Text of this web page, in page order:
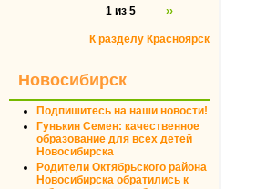
1 из 5
››
К разделу Красноярск
Новосибирск
Подпишитесь на наши новости!
Гунькин Семен: качественное
образование для всех детей
Новосибирска
Родители Октябрьского района
Новосибирска обратились к